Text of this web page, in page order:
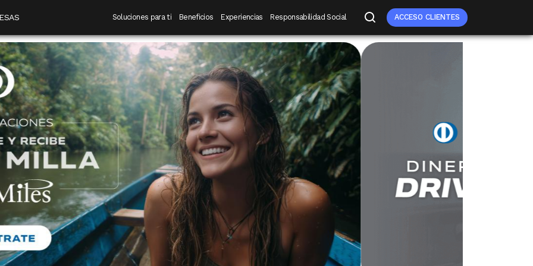
Navegación principal
Soluciones para ti Beneficios Experiencias Responsabilidad Social ACCESO CLIENTES